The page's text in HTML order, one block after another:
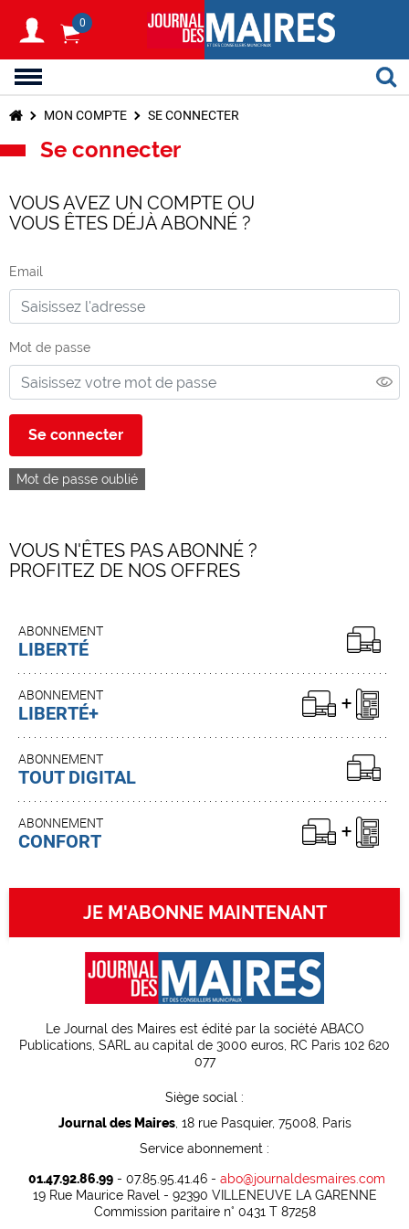
0
MON COMPTE SE CONNECTER
Se connecter
VOUS AVEZ UN COMPTE OU
VOUS ÊTES DÉJÀ ABONNÉ ?
Email
Mot de passe
Se connecter
Mot de passe oublié
VOUS N'ÊTES PAS ABONNÉ ?
PROFITEZ DE NOS OFFRES
ABONNEMENT
LIBERTÉ
ABONNEMENT
LIBERTÉ+
ABONNEMENT
TOUT DIGITAL
ABONNEMENT
CONFORT
JE M'ABONNE MAINTENANT
Le Journal des Maires est édité par la société ABACO
Publications, SARL au capital de 3000 euros, RC Paris 102 620
077
Siège social :
Journal des Maires, 18 rue Pasquier, 75008, Paris
Service abonnement :
01.47.92.86.99- 07.85.95.41.46 - abo@journaldesmaires.com
19 Rue Maurice Ravel - 92390 VILLENEUVE LA GARENNE
Commission paritaire n° 0431 T 87258